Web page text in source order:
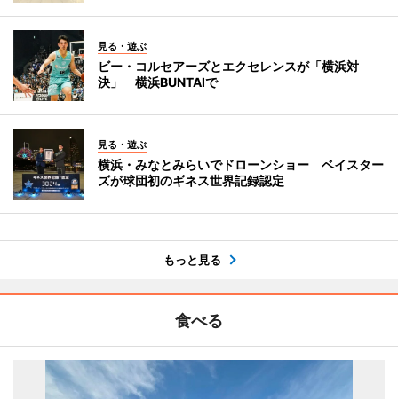
見る・遊ぶ
ビー・コルセアーズとエクセレンスが「横浜対
決」 横浜BUNTAIで
見る・遊ぶ
横浜・みなとみらいでドローンショー ベイスター
ズが球団初のギネス世界記録認定
もっと見る
食べる